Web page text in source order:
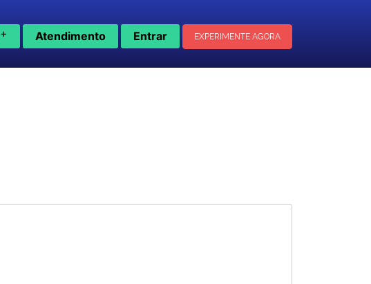
+ Atendimento Entrar EXPERIMENTE AGORA